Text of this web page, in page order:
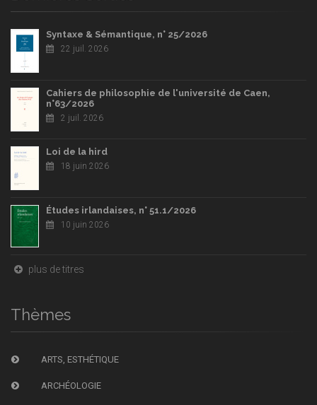
Syntaxe & Sémantique, n° 25/2026
22 juil. 2026
Cahiers de philosophie de l'université de Caen,
n°63/2026
2 juil. 2026
Loi de la hird
18 juin 2026
Études irlandaises, n° 51.1/2026
10 juin 2026
plus de titres
Thèmes
ARTS, ESTHÉTIQUE
ARCHÉOLOGIE